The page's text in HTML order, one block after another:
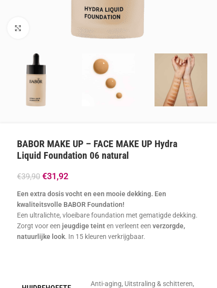
Klik om te vergroten
BABOR MAKE UP – FACE MAKE UP Hydra
Liquid Foundation 06 natural
€39,90 €31,92
Een extra dosis vocht en een mooie dekking. Een
kwaliteitsvolle BABOR Foundation!
Een ultralichte, vloeibare foundation met gematigde dekking.
Zorgt voor een jeugdige teinten verleent een verzorgde,
natuurlijke look. In 15 kleuren verkrijgbaar.
Anti-aging, Uitstraling & schitteren,